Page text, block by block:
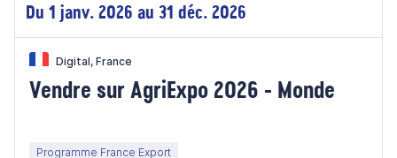
Du 1 janv. 2026 au 31 déc. 2026
Digital, France
Vendre sur AgriExpo 2026 - Monde
Programme France Export